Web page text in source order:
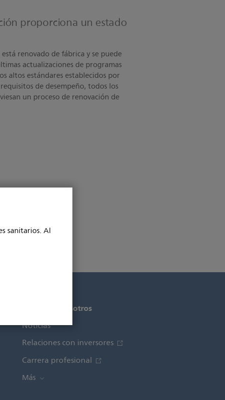
sanitarios. Al
proporciona un estado
renovado de fábrica y se puede
actualizaciones de programas
altos estándares establecidos por
de desempeño, todos los
un proceso de renovación de
Acerca de nosotros
Noticias
Relaciones con inversores
Carrera profesional
Más